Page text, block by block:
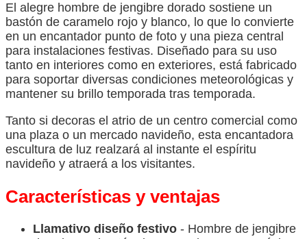
El alegre hombre de jengibre dorado sostiene un
bastón de caramelo rojo y blanco, lo que lo convierte
en un encantador punto de foto y una pieza central
para instalaciones festivas. Diseñado para su uso
tanto en interiores como en exteriores, está fabricado
para soportar diversas condiciones meteorológicas y
mantener su brillo temporada tras temporada.
Tanto si decoras el atrio de un centro comercial como
una plaza o un mercado navideño, esta encantadora
escultura de luz realzará al instante el espíritu
navideño y atraerá a los visitantes.
Características y ventajas
Llamativo diseño festivo - Hombre de jengibre